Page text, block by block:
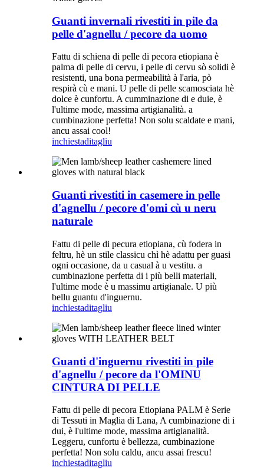
Guanti invernali rivestiti in pile da
pelle d'agnellu / pecore da uomo
Fattu di schiena di pelle di pecora etiopiana è
palma di pelle di cervu, i pelle di cervu sò solidi è
resistenti, una bona permeabilità à l'aria, pò
respirà cù e mani. U pelle di pelle scamosciata hè
dolce è cunfortu. A cumminazione di e duie, è
l'ultime mode, massima artigianalità. a
cumbinazione perfetta! Non solu scaldate e mani,
ancu assai cool!
inchiestaditagliu
Guanti rivestiti in casemere in pelle
d'agnellu / pecore d'omi cù u neru
naturale
Fattu di pelle di pecura etiopiana, cù fodera in
feltru, hè un stile classicu chì hè adattu per guasi
ogni occasione, da u casual à u vestitu. a
cumbinazione perfetta di i più belli materiali,
l'ultime mode è u massimu artigianale. U più
bellu guantu d'inguernu.
inchiestaditagliu
Guanti d'inguernu rivestiti in pile
d'agnellu / pecore da l'OMINU
CINTURA DI PELLE
Fattu di pelle di pecora Etiopiana PALM è Serie
di Tessuti in Maglia di Lana, A cumbinazione di i
dui, è l'ultime mode, massima artigianalità.
Leggeru, cunfortu è bellezza, cumbinazione
perfetta! Non solu caldu, ancu assai frescu!
inchiestaditagliu